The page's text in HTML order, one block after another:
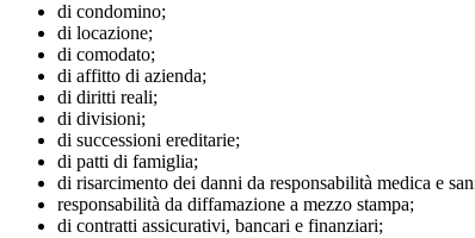
di condomino;
di locazione;
di comodato;
di affitto di azienda;
di diritti reali;
di divisioni;
di successioni ereditarie;
di patti di famiglia;
di risarcimento dei danni da responsabilità medica e
responsabilità da diffamazione a mezzo stampa;
di contratti assicurativi, bancari e finanziari;